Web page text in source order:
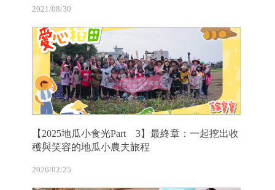
2021/08/30
【2025地瓜小食光Part 3】最終章：一起挖出收
穫與笑容的地瓜小農夫旅程
2026/02/25